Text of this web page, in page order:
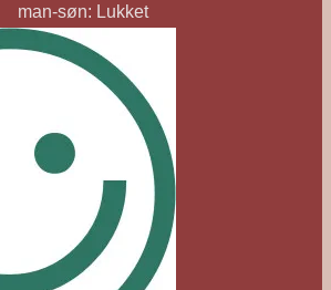
man-søn: Lukket